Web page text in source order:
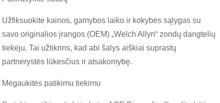
Užfiksuokite kainos, gamybos laiko ir kokybės sąlygas su
savo originalios įrangos (OEM) „Welch Allyn“ zondų dangtelių
tiekėju. Tai užtikrins, kad abi šalys aiškiai suprastų
partnerystės lūkesčius ir atsakomybę.
Mėgaukitės patikimu tiekimu